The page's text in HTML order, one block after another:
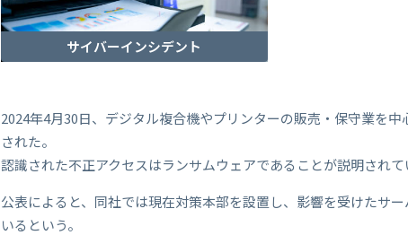
サイバーインシデント
2024年4月30日、デジタル複合機やプリンターの販売・保守業を
された。
認識された不正アクセスはランサムウェアであることが説明されて
公表によると、同社では現在対策本部を設置し、影響を受けたサ
いるという。